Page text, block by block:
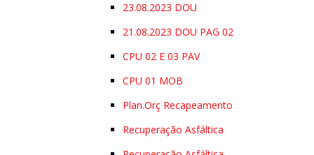
23.08.2023 DOU
21.08.2023 DOU PAG 02
CPU 02 E 03 PAV
CPU 01 MOB
Plan.Orç Recapeamento
Recuperação Asfáltica